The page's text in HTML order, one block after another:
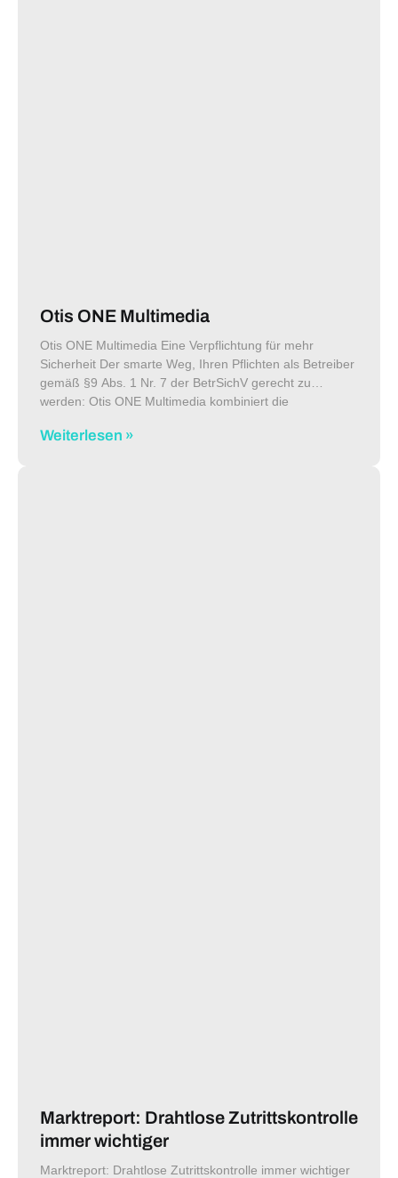
Otis ONE Multimedia
Otis ONE Multimedia Eine Verpflichtung für mehr
Sicherheit Der smarte Weg, Ihren Pflichten als Betreiber
gemäß §9 Abs. 1 Nr. 7 der BetrSichV gerecht zu
werden: Otis ONE Multimedia kombiniert die
Weiterlesen »
Marktreport: Drahtlose Zutrittskontrolle
immer wichtiger
Marktreport: Drahtlose Zutrittskontrolle immer wichtiger